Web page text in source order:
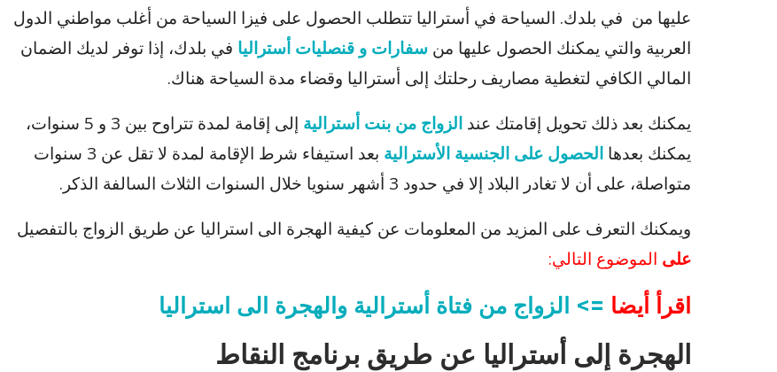
عليها من في بلدك. السياحة في أستراليا تتطلب الحصول على فيزا السياحة من أغلب مواطني الدول
العربية والتي يمكنك الحصول عليها من سفارات و قنصليات أستراليا في بلدك، إذا توفر لديك الضمان
المالي الكافي لتغطية مصاريف رحلتك إلى أستراليا وقضاء مدة السياحة هناك.
يمكنك بعد ذلك تحويل إقامتك عند الزواج من بنت أسترالية
إلى إقامة لمدة تتراوح بين 3 و 5 سنوات،
يمكنك بعدها الحصول على الجنسية الأسترالية
بعد استيفاء شرط الإقامة لمدة لا تقل عن 3 سنوات
متواصلة، على أن لا تغادر البلاد إلا في حدود 3 أشهر سنويا خلال السنوات الثلاث السالفة الذكر.
ويمكنك التعرف على المزيد من المعلومات عن كيفية الهجرة الى استراليا عن طريق الزواج بالتفصيل
على الموضوع التالي:
اقرأ أيضا => الزواج من فتاة أسترالية والهجرة الى استراليا
الهجرة إلى أستراليا عن طريق برنامج النقاط